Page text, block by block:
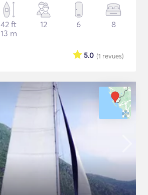
42 ft
13 m
12 6 8
(1 revues)
5.0